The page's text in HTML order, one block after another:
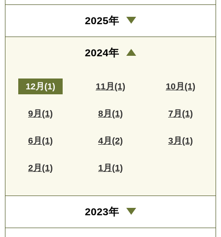
2025年
2024年
12月(1) 11月(1) 10月(1)
9月(1) 8月(1) 7月(1)
6月(1) 4月(2) 3月(1)
2月(1) 1月(1)
2023年